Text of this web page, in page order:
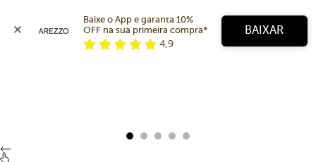
Baixe o App e garanta 10%
OFF na sua primeira compra*
4,9
BAIXAR